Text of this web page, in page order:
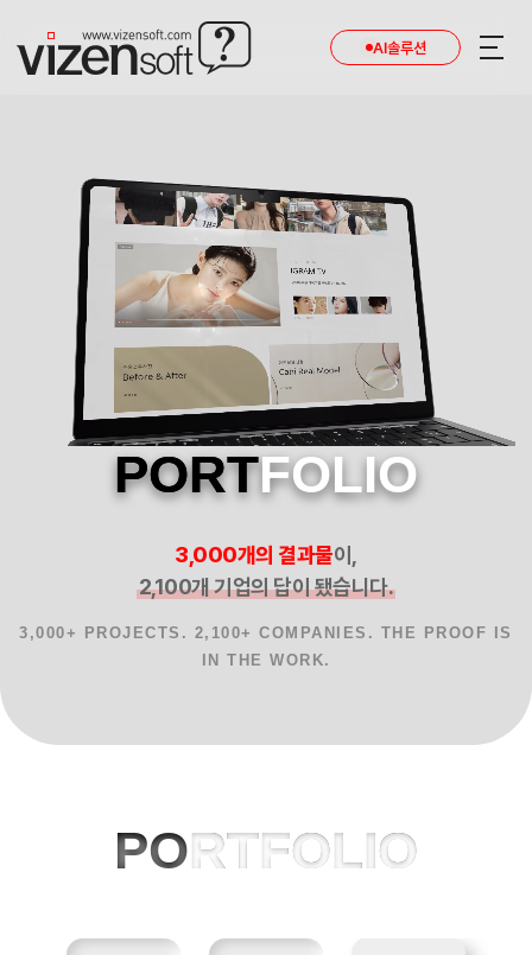
AI솔루션
PORTFOLIO
3,000개의 결과물이,
2,100개 기업의 답이 됐습니다.
3,000+ PROJECTS. 2,100+ COMPANIES. THE PROOF IS
IN THE WORK.
PORTFOLIO